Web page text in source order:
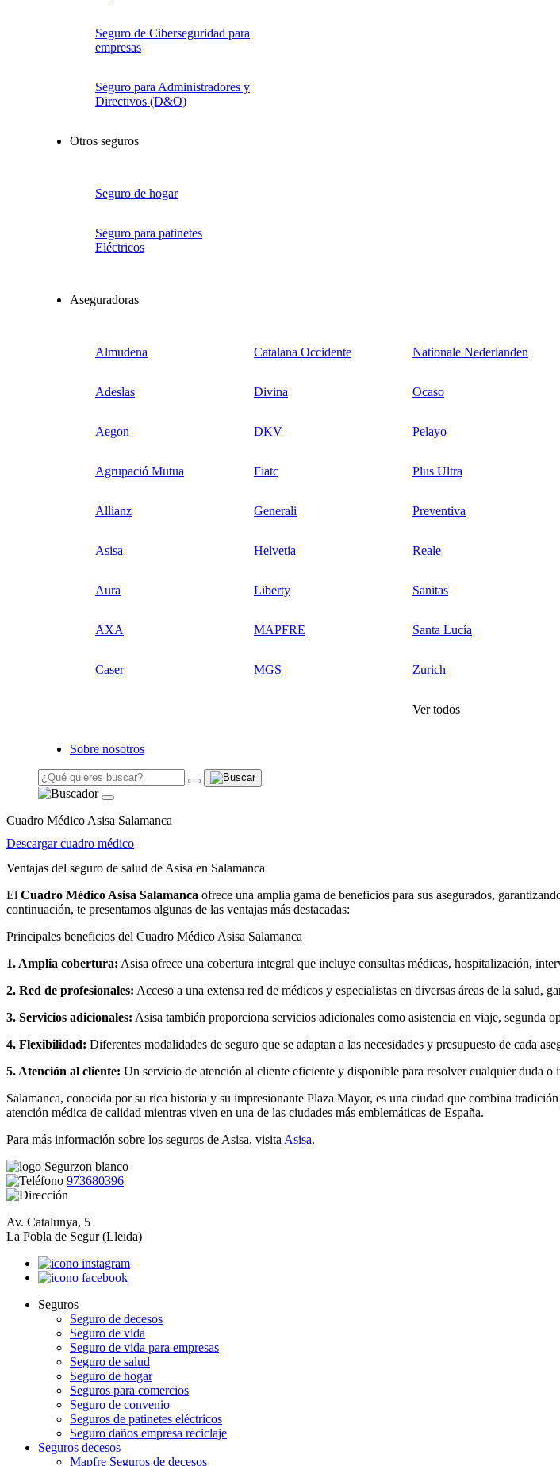
Seguro de Ciberseguridad para
empresas
Seguro para Administradores y
Directivos (D&O)
Otros seguros
Seguro de hogar
Seguro para patinetes
Eléctricos
Aseguradoras
Almudena
Adeslas
Aegon
Agrupació Mutua
Allianz
Asisa
Aura
AXA
Caser
Catalana Occidente
Divina
DKV
Fiatc
Generali
Helvetia
Liberty
MAPFRE
MGS
Nationale Nederlanden
Ocaso
Pelayo
Plus Ultra
Preventiva
Reale
Sanitas
Santa Lucía
Zurich
Ver todos
Sobre nosotros
Cuadro Médico Asisa Salamanca
Descargar cuadro médico
Ventajas del seguro de salud de Asisa en Salamanca
El Cuadro Médico Asisa Salamanca ofrece una amplia gama de beneficios para sus asegurados,
continuación, te presentamos algunas de las ventajas más destacadas:
Principales beneficios del Cuadro Médico Asisa Salamanca
1. Amplia cobertura: Asisa ofrece una cobertura integral que incluye consultas médicas, hospitalización,
2. Red de profesionales: Acceso a una extensa red de médicos y especialistas en diversas áreas de la salud,
3. Servicios adicionales: Asisa también proporciona servicios adicionales como asistencia en viaje, segunda
4. Flexibilidad: Diferentes modalidades de seguro que se adaptan a las necesidades y presupuesto de cada
5. Atención al cliente: Un servicio de atención al cliente eficiente y disponible para resolver cualquier duda o
Salamanca, conocida por su rica historia y su impresionante Plaza Mayor, es una ciudad que combina
atención médica de calidad mientras viven en una de las ciudades más emblemáticas de España.
Para más información sobre los seguros de Asisa, visita Asisa.
973680396
Av. Catalunya, 5
La Pobla de Segur (Lleida)
Seguros
Seguro de decesos
Seguro de vida
Seguro de vida para empresas
Seguro de salud
Seguro de hogar
Seguros para comercios
Seguro de convenio
Seguros de patinetes eléctricos
Seguro daños empresa reciclaje
Seguros decesos
Mapfre Seguros de decesos